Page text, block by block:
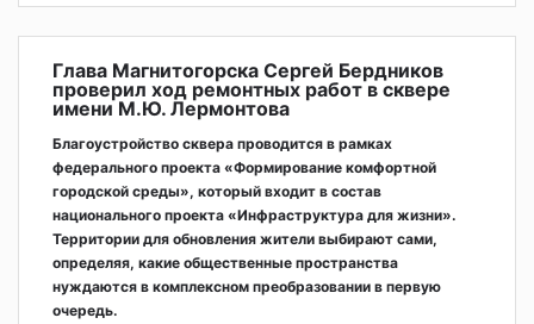
Глава Магнитогорска Сергей Бердников
проверил ход ремонтных работ в сквере
имени М.Ю. Лермонтова
Благоустройство сквера проводится в рамках
федерального проекта «Формирование комфортной
городской среды», который входит в состав
национального проекта «Инфраструктура для жизни».
Территории для обновления жители выбирают сами,
определяя, какие общественные пространства
нуждаются в комплексном преобразовании в первую
очередь.